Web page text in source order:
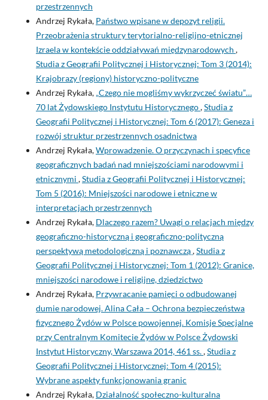
przestrzennych
Andrzej Rykała, Państwo wpisane w depozyt religii.
Przeobrażenia struktury terytorialno-religijno-etnicznej
Izraela w kontekście oddziaływań międzynarodowych ,
Studia z Geografii Politycznej i Historycznej: Tom 3 (2014):
Krajobrazy (regiony) historyczno-polityczne
Andrzej Rykała, „Czego nie mogliśmy wykrzyczeć światu”…
70 lat Żydowskiego Instytutu Historycznego,Studia z
Geografii Politycznej i Historycznej: Tom 6 (2017): Geneza i
rozwój struktur przestrzennych osadnictwa
Andrzej Rykała,Wprowadzenie. O przyczynach i specyfice
geograficznych badań nad mniejszościami narodowymi i
etnicznymi ,Studia z Geografii Politycznej i Historycznej:
Tom 5 (2016): Mniejszości narodowe i etniczne w
interpretacjach przestrzennych
Andrzej Rykała, Dlaczego razem? Uwagi o relacjach między
geograficzno-historyczną i geograficzno-polityczną
perspektywą metodologiczną i poznawczą,Studia z
Geografii Politycznej i Historycznej: Tom 1 (2012): Granice,
mniejszości narodowe i religijne, dziedzictwo
Andrzej Rykała, Przywracanie pamięci o odbudowanej
dumie narodowej. Alina Cała – Ochrona bezpieczeństwa
fizycznego Żydów w Polsce powojennej. Komisje Specjalne
przy Centralnym Komitecie Żydów w Polsce Żydowski
Instytut Historyczny, Warszawa 2014, 461 ss.,Studia z
Geografii Politycznej i Historycznej: Tom 4 (2015):
Wybrane aspekty funkcjonowania granic
Andrzej Rykała, Działalność społeczno-kulturalna